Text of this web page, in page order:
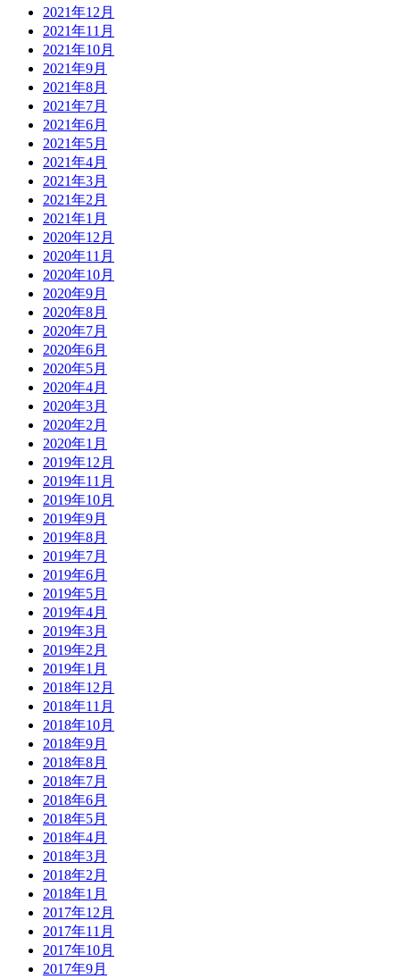
2021年12月
2021年11月
2021年10月
2021年9月
2021年8月
2021年7月
2021年6月
2021年5月
2021年4月
2021年3月
2021年2月
2021年1月
2020年12月
2020年11月
2020年10月
2020年9月
2020年8月
2020年7月
2020年6月
2020年5月
2020年4月
2020年3月
2020年2月
2020年1月
2019年12月
2019年11月
2019年10月
2019年9月
2019年8月
2019年7月
2019年6月
2019年5月
2019年4月
2019年3月
2019年2月
2019年1月
2018年12月
2018年11月
2018年10月
2018年9月
2018年8月
2018年7月
2018年6月
2018年5月
2018年4月
2018年3月
2018年2月
2018年1月
2017年12月
2017年11月
2017年10月
2017年9月